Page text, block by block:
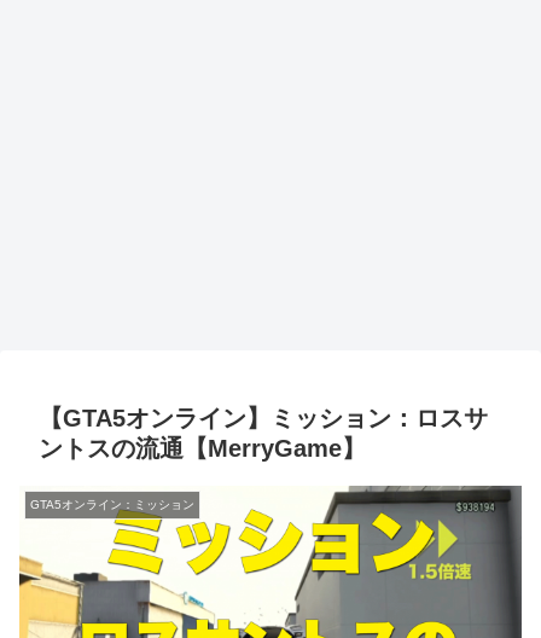
【GTA5オンライン】ミッション：ロスサ
ントスの流通【MerryGame】
GTA5オンライン：ミッション